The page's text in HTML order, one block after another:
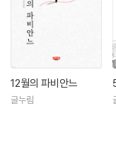
12월의 파비안느
글누림